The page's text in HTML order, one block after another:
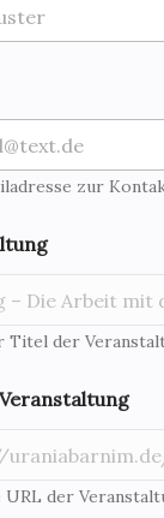
zur
Titel der
URL der